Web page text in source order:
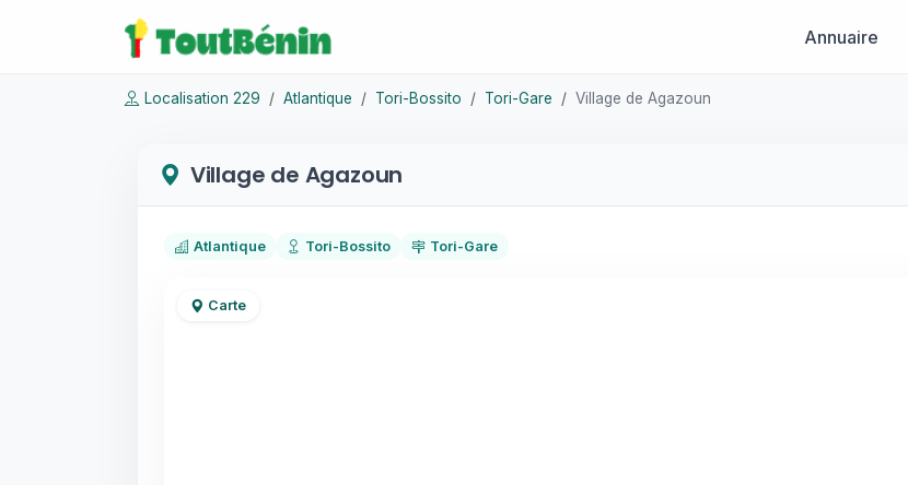
Annuaire
Localisation 229 Atlantique Tori-Bossito Tori-Gare Village de Agazoun
Village de Agazoun
Atlantique Tori-Bossito Tori-Gare
Carte